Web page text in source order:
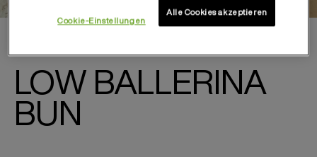
LOW BALLERINA
BUN
Cookie-Einstellungen
Alle Cookies akzeptieren